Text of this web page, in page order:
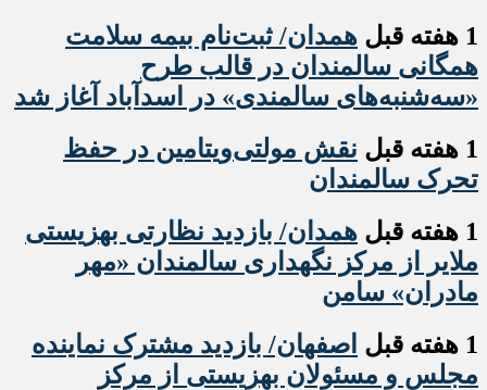
1 هفته قبل
همدان/ ثبت‌نام بیمه سلامت
همگانی سالمندان در قالب طرح
«سه‌شنبه‌های سالمندی» در اسدآباد آغاز شد
1 هفته قبل
نقش مولتی‌ویتامین در حفظ
تحرک سالمندان
1 هفته قبل
همدان/ بازدید نظارتی بهزیستی
ملایر از مرکز نگهداری سالمندان «مهر
مادران» سامن
1 هفته قبل
اصفهان/ بازدید مشترک نماینده
مجلس و مسئولان بهزیستی از مرکز